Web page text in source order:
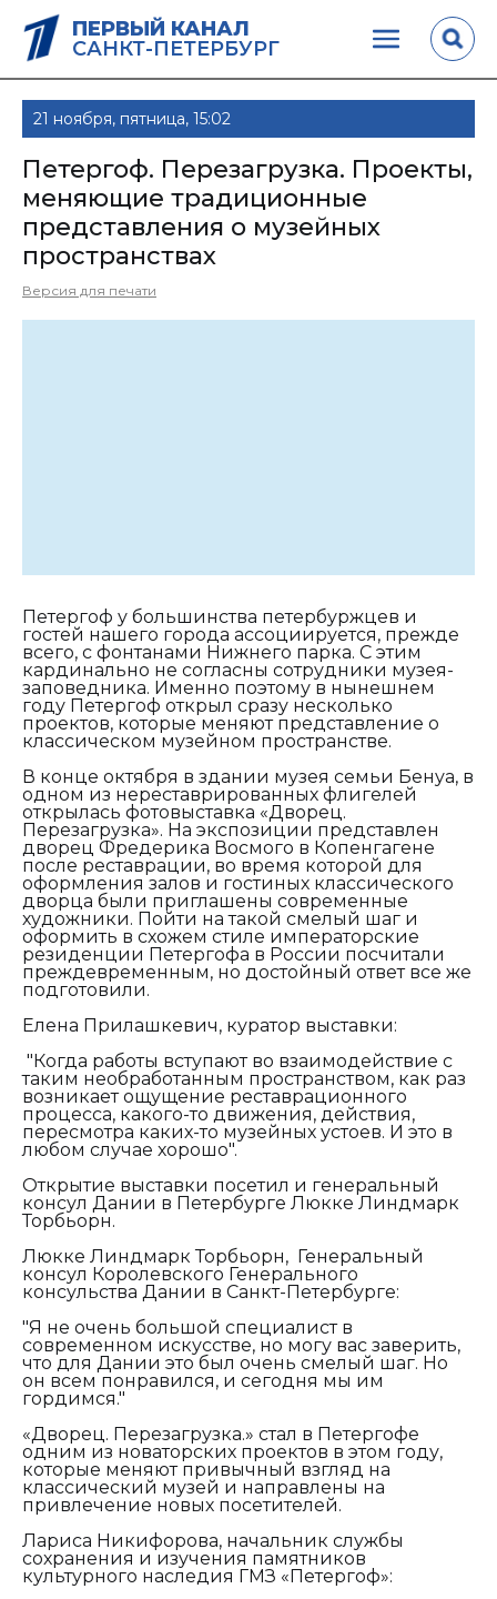
ПЕРВЫЙ КАНАЛ
САНКТ-ПЕТЕРБУРГ
21 ноября, пятница, 15:02
Петергоф. Перезагрузка. Проекты,
меняющие традиционные
представления о музейных
пространствах
Версия для печати
Петергоф у большинства петербуржцев и
гостей нашего города ассоциируется, прежде
всего, с фонтанами Нижнего парка. С этим
кардинально не согласны сотрудники музея-
заповедника. Именно поэтому в нынешнем
году Петергоф открыл сразу несколько
проектов, которые меняют представление о
классическом музейном пространстве.
В конце октября в здании музея семьи Бенуа, в
одном из нереставрированных флигелей
открылась фотовыставка «Дворец.
Перезагрузка». На экспозиции представлен
дворец Фредерика Восмого в Копенгагене
после реставрации, во время которой для
оформления залов и гостиных классического
дворца были приглашены современные
художники. Пойти на такой смелый шаг и
оформить в схожем стиле императорские
резиденции Петергофа в России посчитали
преждевременным, но достойный ответ все же
подготовили.
Елена Прилашкевич, куратор выставки:
"Когда работы вступают во взаимодействие с
таким необработанным пространством, как раз
возникает ощущение реставрационного
процесса, какого-то движения, действия,
пересмотра каких-то музейных устоев. И это в
любом случае хорошо".
Открытие выставки посетил и генеральный
консул Дании в Петербурге Люкке Линдмарк
Торбьорн.
Люкке Линдмарк Торбьорн, Генеральный
консул Королевского Генерального
консульства Дании в Санкт-Петербурге:
"Я не очень большой специалист в
современном искусстве, но могу вас заверить,
что для Дании это был очень смелый шаг. Но
он всем понравился, и сегодня мы им
гордимся."
«Дворец. Перезагрузка.» стал в Петергофе
одним из новаторских проектов в этом году,
которые меняют привычный взгляд на
классический музей и направлены на
привлечение новых посетителей.
Лариса Никифорова, начальник службы
сохранения и изучения памятников
культурного наследия ГМЗ «Петергоф»: